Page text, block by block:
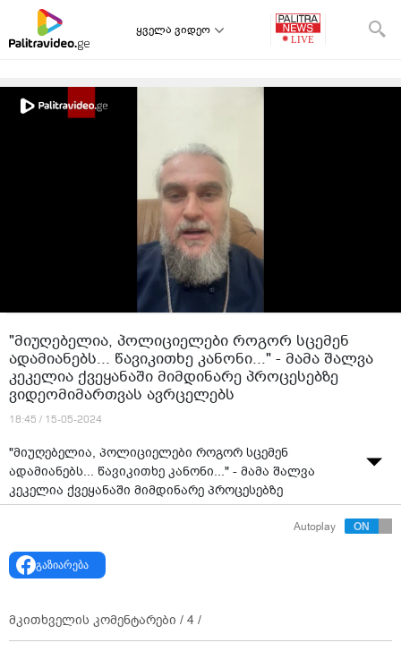
ყველა ვიდეო
"მიუღებელია, პოლიციელები როგორ სცემენ
ადამიანებს... წავიკითხე კანონი..." - მამა შალვა
კეკელია ქვეყანაში მიმდინარე პროცესებზე
ვიდეომიმართვას ავრცელებს
18:45 / 15-05-2024
"მიუღებელია, პოლიციელები როგორ სცემენ
ადამიანებს... წავიკითხე კანონი..." - მამა შალვა
კეკელია ქვეყანაში მიმდინარე პროცესებზე
ვიდეომიმართვას ავრცელებს
Autoplay
გაზიარება
მკითხველის კომენტარები / 4 /